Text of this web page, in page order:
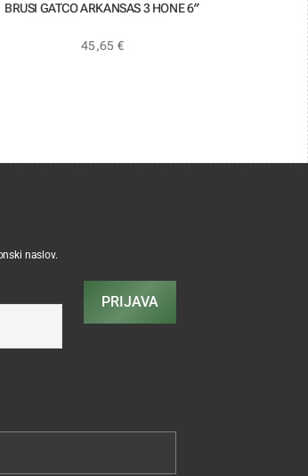
BRUSI GATCO ARKANSAS 3 HONE 6″
45,65 €
naslov.
PRIJAVA